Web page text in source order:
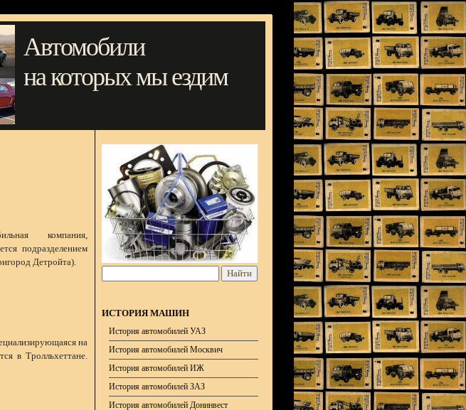
Автомобили
на которых мы ездим
компания,
подразделением
Детройта).
на
в Тролльхеттане.
ИСТОРИЯ МАШИН
История автомобилей УАЗ
История автомобилей Москвич
История автомобилей ИЖ
История автомобилей ЗАЗ
История автомобилей Донинвест